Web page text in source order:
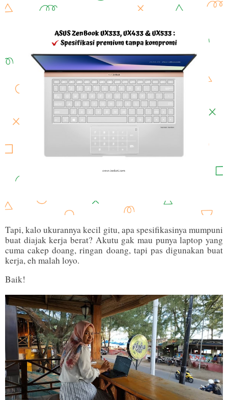
Tapi, kalo ukurannya kecil gitu, apa spesifikasinya mumpuni
buat diajak kerja berat? Akutu gak mau punya laptop yang
cuma cakep doang, ringan doang, tapi pas digunakan buat
kerja, eh malah loyo.
Baik!